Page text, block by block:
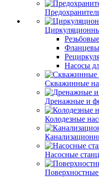
Насосы
Скважинные
Дренажные и
Колодезные
Насосные